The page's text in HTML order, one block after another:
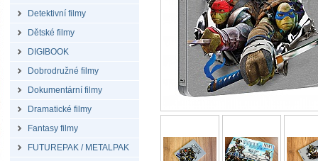
Detektivní filmy
Dětské filmy
DIGIBOOK
Dobrodružné filmy
Dokumentární filmy
Dramatické filmy
Fantasy filmy
FUTUREPAK / METALPAK